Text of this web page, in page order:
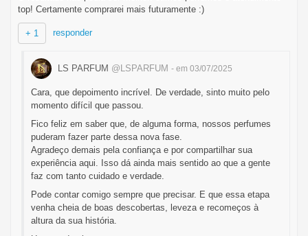
top! Certamente comprarei mais futuramente :)
+ 1 responder
LS PARFUM @LSPARFUM - em 03/07/2025
Cara, que depoimento incrível. De verdade, sinto muito pelo
momento difícil que passou.
Fico feliz em saber que, de alguma forma, nossos perfumes
puderam fazer parte dessa nova fase.
Agradeço demais pela confiança e por compartilhar sua
experiência aqui. Isso dá ainda mais sentido ao que a gente
faz com tanto cuidado e verdade.
Pode contar comigo sempre que precisar. E que essa etapa
venha cheia de boas descobertas, leveza e recomeços à
altura da sua história.